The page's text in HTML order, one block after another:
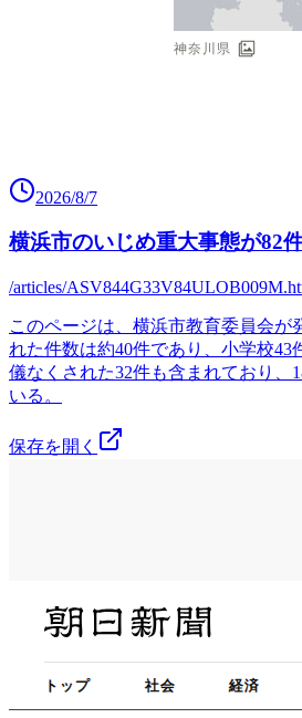
2026/8/7
横浜市のいじめ重大事態が
/articles/
このページは、横浜市教育委員会が
れた件数は約40件であり、小学校
儀なくされた32件も含まれており
いる。
保存を開く